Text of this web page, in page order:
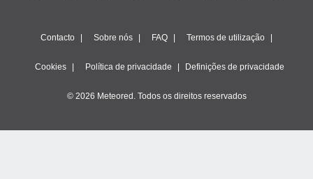
Contacto Sobre nós FAQ Termos de utilização
Cookies Política de privacidade Definições de privacidade
© 2026 Meteored. Todos os direitos reservados